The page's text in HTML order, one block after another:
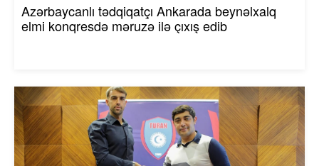
Azərbaycanlı tədqiqatçı Ankarada beynəlxalq
elmi konqresdə məruzə ilə çıxış edib